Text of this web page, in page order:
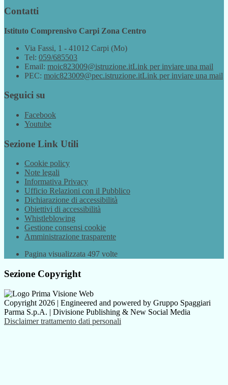
Contatti
Istituto Comprensivo Carpi Zona Centro
Via Fassi, 1 - 41012 Carpi (Mo)
Tel: 059/685503
Email: moic823009@istruzione.itLink per inviare una mail
PEC: moic823009@pec.istruzione.itLink per inviare una mail
Seguici su
Facebook
Youtube
Sezione Link Utili
Cookie policy
Note legali
Informativa Privacy
Ufficio Relazioni con il Pubblico
Dichiarazione di accessibilità
Obiettivi di accessibilità
Whistleblowing
Gestione consensi cookie
Amministrazione trasparente
Pagina visualizzata 497 volte
Sezione Copyright
Copyright 2026 | Engineered and powered by Gruppo Spaggiari
Parma S.p.A. | Divisione Publishing & New Social Media
Disclaimer trattamento dati personali